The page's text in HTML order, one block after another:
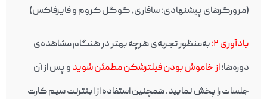
(مرورگرهای پیشنهادی: سافاری، گوگل کروم و فایرفاکس)
یادآوری ۲ :به‌منظور تجربه‌ی هرچه بهتر در هنگام مشاهده‌ی
دوره‌ها؛از خاموش بودن فیلترشکن مطمئن شویدو پس از آن
جلسات را پخش نمایید. همچنین استفاده از اینترنت سیم کارت